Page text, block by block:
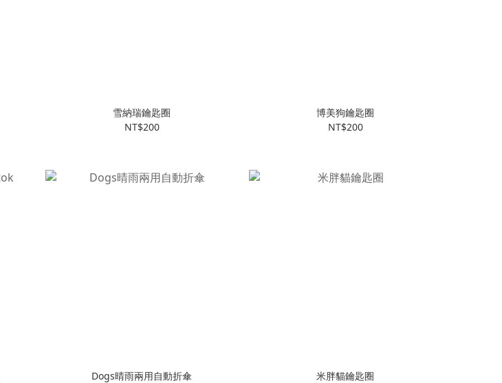
雪納瑞鑰匙圈
NT$200
博美狗鑰匙圈
NT$200
Dogs晴雨兩用自動折傘
米胖貓鑰匙圈